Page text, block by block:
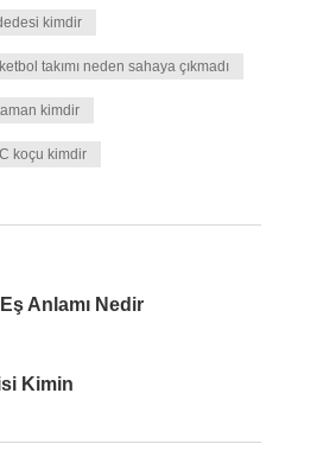
kimdir
takımı neden sahaya çıkmadı
kimdir
koçu kimdir
Anlamı Nedir
Kimin